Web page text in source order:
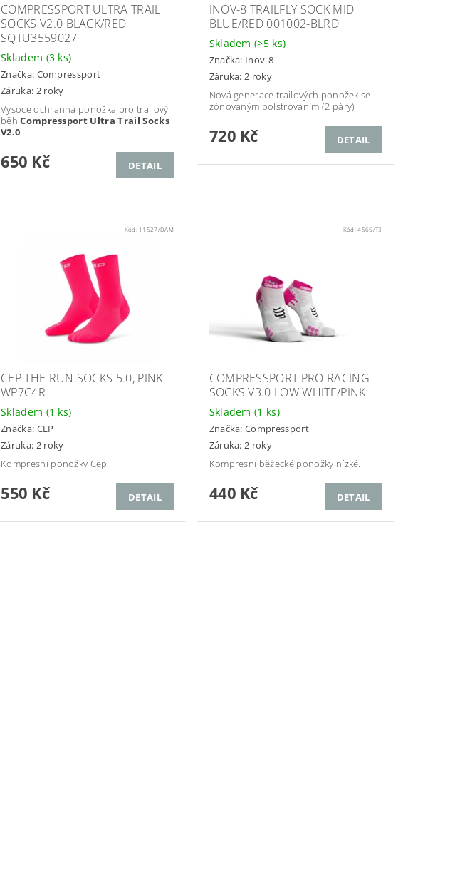
COMPRESSPORT ULTRA TRAIL
SOCKS V2.0 BLACK/RED
SQTU3559027
Skladem (3 ks)
Značka: Compressport
Záruka: 2 roky
Vysoce ochranná ponožka pro trailový
běhCompressport Ultra Trail Socks
V2.0
650 Kč DETAIL
INOV-8 TRAILFLY SOCK MID
BLUE/RED 001002-BLRD
Skladem(>5 ks)
Značka: Inov-8
Záruka: 2 roky
Nová generace trailových ponožek se
zónovaným polstrováním (2 páry)
720 Kč DETAIL
Kód: 11527/DAM
CEP THE RUN SOCKS 5.0, PINK
WP7C4R
Skladem (1 ks)
Značka: CEP
Záruka: 2 roky
Kompresní ponožky Cep
550 Kč DETAIL
Kód:4565/T3
COMPRESSPORT PRO RACING
SOCKS V3.0 LOW WHITE/PINK
Skladem(1 ks)
Značka:Compressport
Záruka: 2 roky
Kompresní běžecké ponožky nízké.
440 Kč DETAIL